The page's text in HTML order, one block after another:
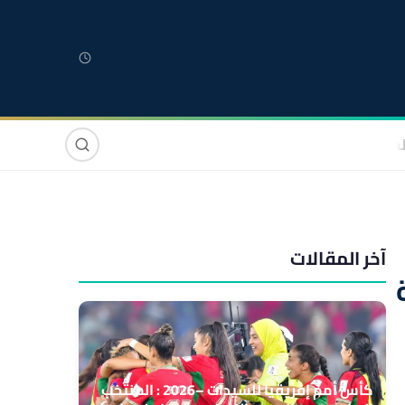
صوت وصورة
آخر المقالات
كأس أمم إفريقيا للسيدات –2026 : المنتخب